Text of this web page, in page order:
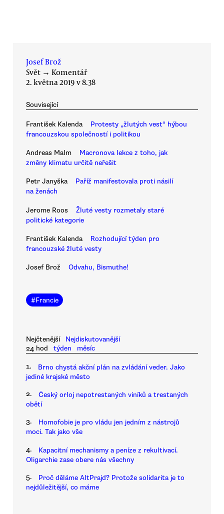
Josef Brož
Svět → Komentář
2. května 2019 v 8.38
Související
František Kalenda
Protesty „žlutých vest“ hýbou
francouzskou společností i politikou
Andreas Malm
Macronova lekce z toho, jak
změny klimatu určitě neřešit
Petr Janyška
Paříž manifestovala proti násilí
na ženách
Jerome Roos
Žluté vesty rozmetaly staré
politické kategorie
František Kalenda
Rozhodující týden pro
francouzské žluté vesty
Josef Brož Odvahu, Bismuthe!
#Francie
Nejčtenější
Nejdiskutovanější
24 hod
týden měsíc
1.
Brno chystá akční plán na zvládání veder. Jako
jediné krajské město
2.
Český orloj nepotrestaných viníků a trestaných
obětí
3.
Homofobie je pro vládu jen jedním z nástrojů
moci. Tak jako vše
4.
Kapacitní mechanismy a peníze z rekultivací.
Oligarchie zase obere nás všechny
5.
Proč děláme AltPrajd? Protože solidarita je to
nejdůležitější, co máme